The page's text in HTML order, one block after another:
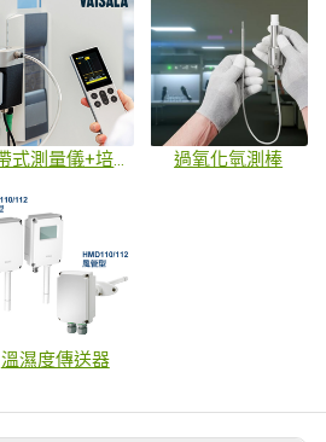
攜帶式測量儀+培養箱專用二氧化碳感測器 過氧化氫測棒
溫濕度傳送器